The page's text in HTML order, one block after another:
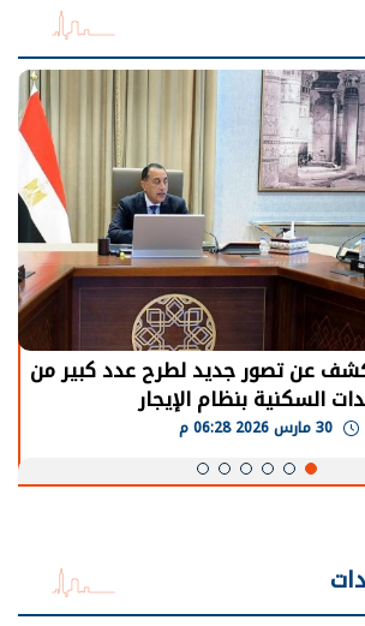
عن تصور جديد لطرح عدد كبير من
السكنية بنظام الإيجار